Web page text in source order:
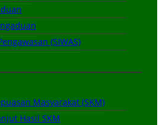
(SIWAS)
Masyarakat (SKM)
Hasil SKM